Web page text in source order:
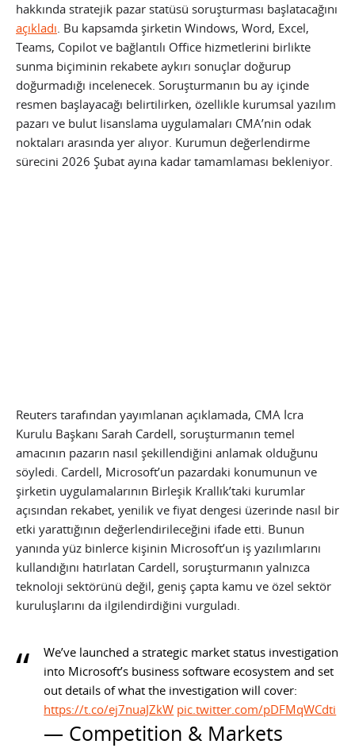
hakkında stratejik pazar statüsü soruşturması başlatacağını
açıkladı. Bu kapsamda şirketin Windows, Word, Excel,
Teams, Copilot ve bağlantılı Office hizmetlerini birlikte
sunma biçiminin rekabete aykırı sonuçlar doğurup
doğurmadığı incelenecek. Soruşturmanın bu ay içinde
resmen başlayacağı belirtilirken, özellikle kurumsal yazılım
pazarı ve bulut lisanslama uygulamaları CMA’nin odak
noktaları arasında yer alıyor. Kurumun değerlendirme
sürecini 2026 Şubat ayına kadar tamamlaması bekleniyor.
Reuters tarafından yayımlanan açıklamada, CMA İcra
Kurulu Başkanı Sarah Cardell, soruşturmanın temel
amacının pazarın nasıl şekillendiğini anlamak olduğunu
söyledi. Cardell, Microsoft’un pazardaki konumunun ve
şirketin uygulamalarının Birleşik Krallık’taki kurumlar
açısından rekabet, yenilik ve fiyat dengesi üzerinde nasıl bir
etki yarattığının değerlendirileceğini ifade etti. Bunun
yanında yüz binlerce kişinin Microsoft’un iş yazılımlarını
kullandığını hatırlatan Cardell, soruşturmanın yalnızca
teknoloji sektörünü değil, geniş çapta kamu ve özel sektör
kuruluşlarını da ilgilendirdiğini vurguladı.
We’ve launched a strategic market status investigation
into Microsoft’s business software ecosystem and set
out details of what the investigation will cover:
https://t.co/ej7nuaJZkW pic.twitter.com/pDFMqWCdti
— Competition & Markets